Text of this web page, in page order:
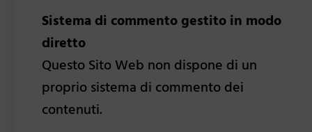
Sistema di commento gestito in modo
diretto
Questo Sito Web non dispone di un
proprio sistema di commento dei
contenuti.